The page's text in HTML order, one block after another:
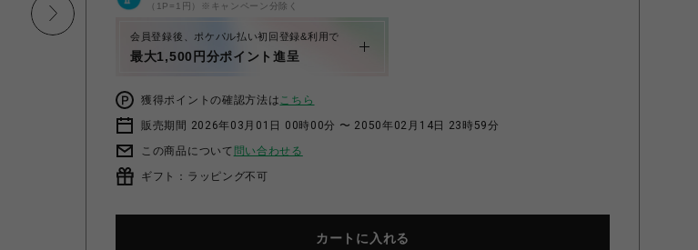
（1P=1円）※キャンペーン分除く
会員登録後、ポケパル払い初回登録&利用で
最大1,500円分ポイント進呈
獲得ポイントの確認方法はこちら
販売期間 2026年03月01日 00時00分 〜 2050年02月14日 23時59分
この商品について 問い合わせる
ギフト：ラッピング不可
カートに入れる